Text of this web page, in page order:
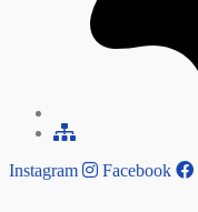
Instagram Facebook